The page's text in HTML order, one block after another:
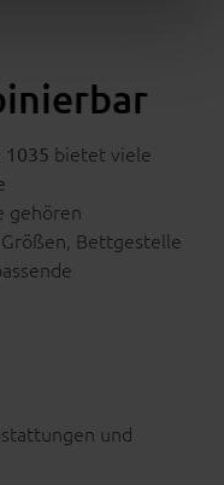
1035 bietet viele
gehören
Bettgestelle
und